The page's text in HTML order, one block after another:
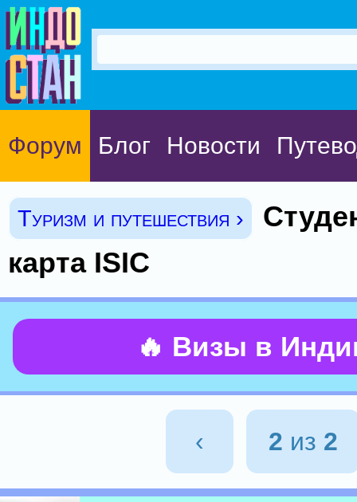
Форум Блог Новости
Туризм и путешествия ›
карта ISIC
🔥 Визы в
‹ 2 из 2